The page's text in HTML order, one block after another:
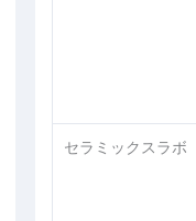
セラミックスラボ